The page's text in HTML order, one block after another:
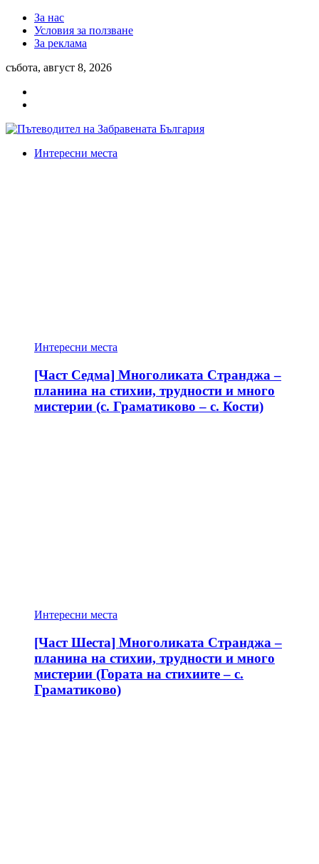
За нас
Условия за ползване
За реклама
събота, август 8, 2026
Интересни места
Интересни места
[Част Седма] Многоликата Странджа –
планина на стихии, трудности и много
мистерии (с. Граматиково – с. Кости)
Интересни места
[Част Шеста] Многоликата Странджа –
планина на стихии, трудности и много
мистерии (Гората на стихиите – с.
Граматиково)